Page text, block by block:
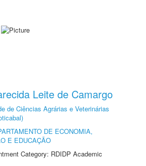
Leite de Camargo
de Ciências Agrárias e Veterinárias
DE ECONOMIA,
E EDUCAÇÃO
Category: RDIDP Academic